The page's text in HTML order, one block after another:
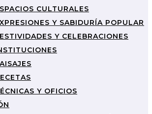
CULTURALES
Y SABIDURÍA POPULAR
Y CELEBRACIONES
Y OFICIOS